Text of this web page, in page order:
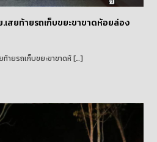
เสยท้ายรถเก็บขยะขาขาดห้อยล่อง
ายรถเก็บขยะขาขาดห้ […]